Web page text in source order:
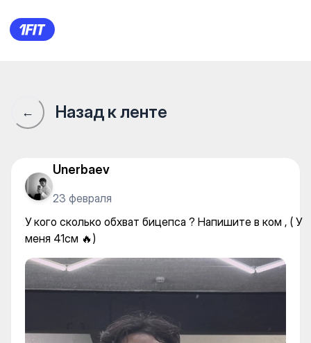
У кого сколько обхват
← Назад к ленте
Unerbaev
23 февраля
У кого сколько обхват бицепса ? Напишите в ком , ( У
меня 41см 🔥)